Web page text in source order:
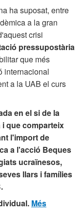
ha suposat, entre
a la gran
crisi
pressupostària
que més
internacional
a la UAB el curs
en el si de la
que comparteix
l'import de
a l'acció Beques
ucraïnesos,
llars i famílies
Més